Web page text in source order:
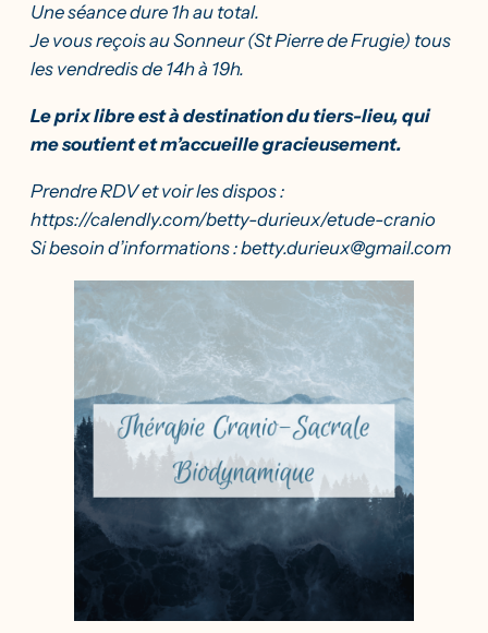
Une séance dure 1h au total.
Je vous reçois au Sonneur (St Pierre de Frugie) tous
les vendredis de 14h à 19h.
Le prix libre est à destination du tiers-lieu, qui
me soutient et m’accueille gracieusement.
Prendre RDV et voir les dispos :
https://calendly.com/betty-durieux/etude-cranio
Si besoin d’informations :betty.durieux@gmail.com